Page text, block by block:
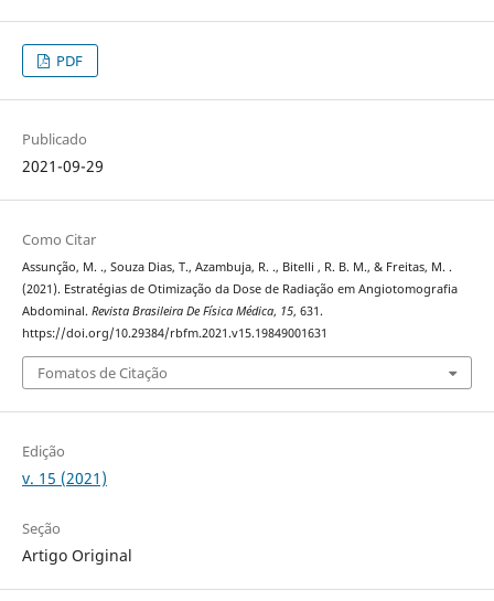
PDF
Publicado
2021-09-29
Como Citar
Assunção, M. ., Souza Dias, T., Azambuja, R. ., Bitelli , R. B. M., & Freitas, M. .
(2021). Estratégias de Otimização da Dose de Radiação em Angiotomografia
Abdominal. Revista Brasileira De Física Médica, 15, 631.
https://doi.org/10.29384/rbfm.2021.v15.19849001631
Fomatos de Citação
Edição
v. 15 (2021)
Seção
Artigo Original